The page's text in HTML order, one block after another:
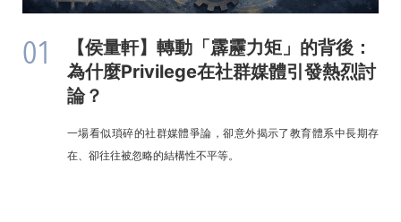
01
【侯量軒】轉動「霹靂力矩」的背後：
為什麼Privilege在社群媒體引發熱烈討
論？
一場看似瑣碎的社群媒體爭論，卻意外揭示了教育體系中長期存
在、卻往往被忽略的結構性不平等。